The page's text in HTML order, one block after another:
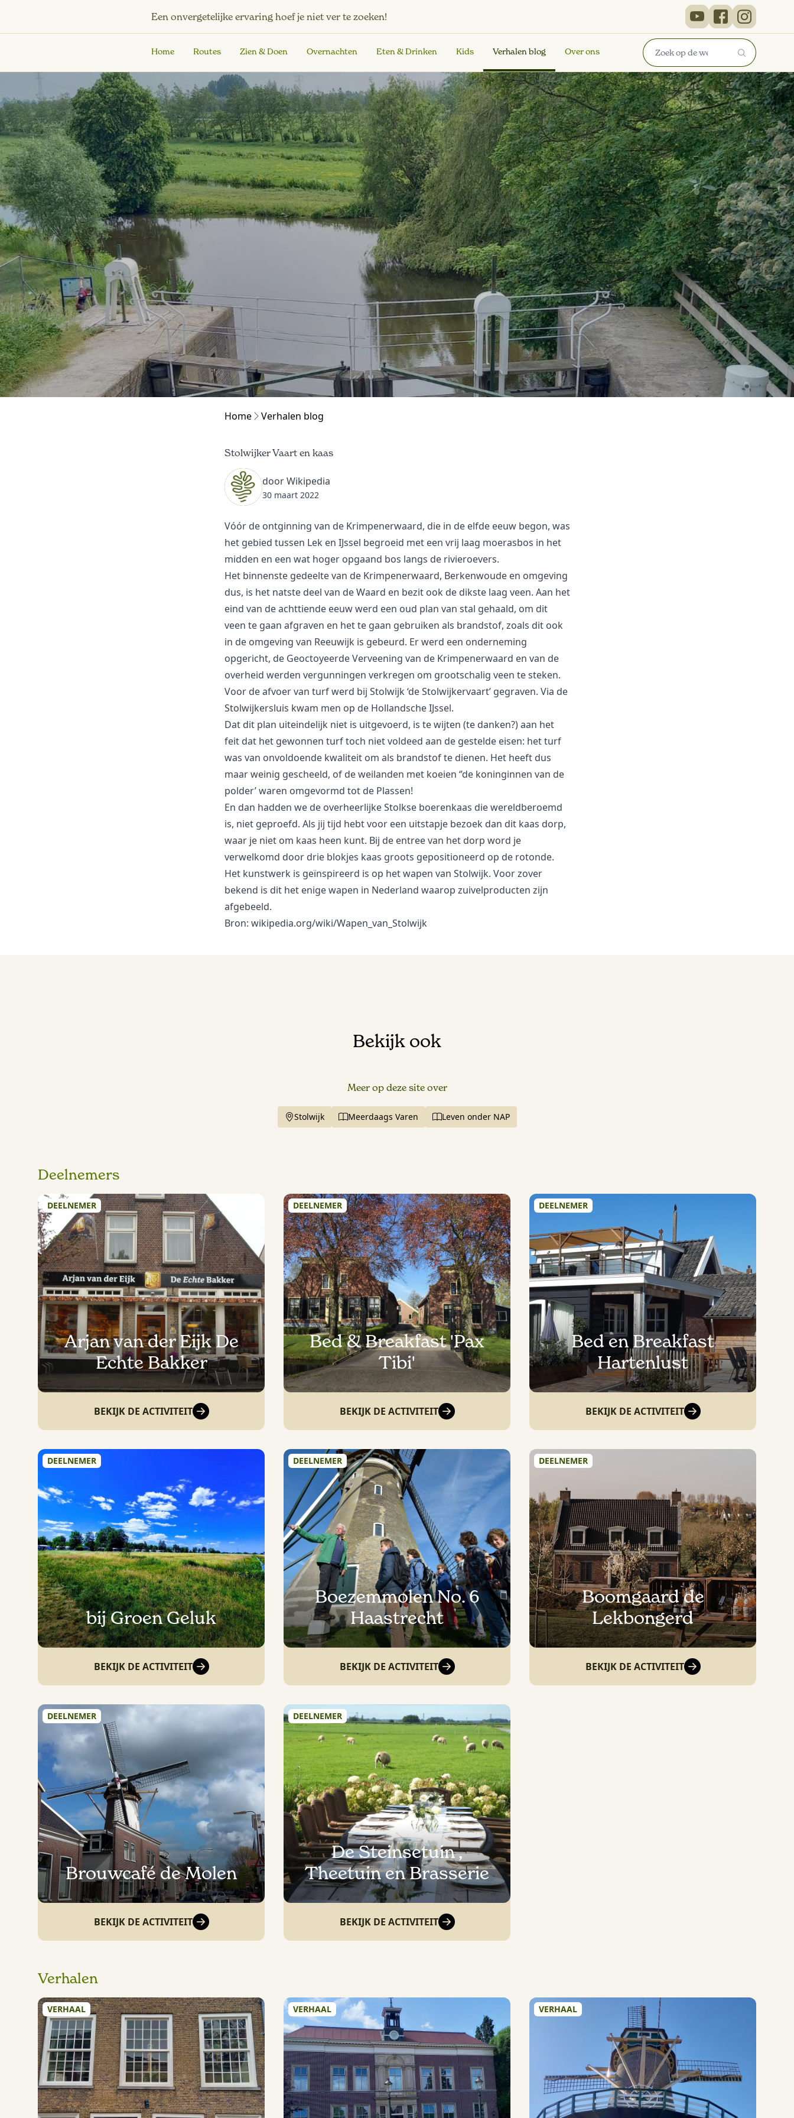
Een onvergetelijke ervaring hoef je niet ver te zoeken!
Home Routes Zien & Doen Overnachten Eten & Drinken Kids Verhalen blog Over ons
Home Verhalen blog
Stolwijker Vaart en kaas
door Wikipedia
30 maart 2022
Vóór de ontginning van de Krimpenerwaard, die in de elfde eeuw begon, was
het gebied tussen Lek en IJssel begroeid met een vrij laag moerasbos in het
midden en een wat hoger opgaand bos langs de rivieroevers.
Het binnenste gedeelte van de Krimpenerwaard, Berkenwoude en omgeving
dus, is het natste deel van de Waard en bezit ook de dikste laag veen. Aan het
eind van de achttiende eeuw werd een oud plan van stal gehaald, om dit
veen te gaan afgraven en het te gaan gebruiken als brandstof, zoals dit ook
in de omgeving van Reeuwijk is gebeurd. Er werd een onderneming
opgericht, de Geoctoyeerde Verveening van de Krimpenerwaard en van de
overheid werden vergunningen verkregen om grootschalig veen te steken.
Voor de afvoer van turf werd bij Stolwijk ‘de Stolwijkervaart’ gegraven. Via de
Stolwijkersluis kwam men op de Hollandsche IJssel.
Dat dit plan uiteindelijk niet is uitgevoerd, is te wijten (te danken?) aan het
feit dat het gewonnen turf toch niet voldeed aan de gestelde eisen: het turf
was van onvoldoende kwaliteit om als brandstof te dienen. Het heeft dus
maar weinig gescheeld, of de weilanden met koeien ‘’de koninginnen van de
polder’ waren omgevormd tot de Plassen!
En dan hadden we de overheerlijke Stolkse boerenkaas die wereldberoemd
is, niet geproefd. Als jij tijd hebt voor een uitstapje bezoek dan dit kaas dorp,
waar je niet om kaas heen kunt. Bij de entree van het dorp word je
verwelkomd door drie blokjes kaas groots gepositioneerd op de rotonde.
Het kunstwerk is geïnspireerd is op het wapen van Stolwijk. Voor zover
bekend is dit het enige wapen in Nederland waarop zuivelproducten zijn
afgebeeld.
Bron: wikipedia.org/wiki/Wapen_van_Stolwijk
Bekijk ook
Meer op deze site over
Stolwijk Meerdaags Varen Leven onder NAP
Deelnemers
DEELNEMER
Arjan van der Eijk De
Echte Bakker
BEKIJK DE ACTIVITEIT
DEELNEMER
Bed & Breakfast 'Pax
Tibi'
BEKIJK DE ACTIVITEIT
DEELNEMER
Bed en Breakfast
Hartenlust
BEKIJK DE ACTIVITEIT
DEELNEMER
bij Groen Geluk
BEKIJK DE ACTIVITEIT
DEELNEMER
Boezemmolen No. 6
Haastrecht
BEKIJK DE ACTIVITEIT
DEELNEMER
Boomgaard de
Lekbongerd
BEKIJK DE ACTIVITEIT
DEELNEMER
Brouwcafé de Molen
BEKIJK DE ACTIVITEIT
DEELNEMER
De Steinsetuin ,
Theetuin en Brasserie
BEKIJK DE ACTIVITEIT
Verhalen
VERHAAL VERHAAL VERHAAL